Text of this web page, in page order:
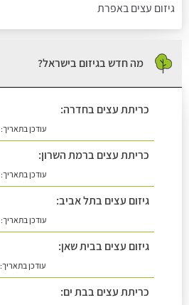
גיזום עצים באפרת
מה חדש בגיזום בישראל?
כריתת עצים בחדרה:
עודכן
כריתת עצים ברמת השרון:
עודכן
גיזום עצים בתל אביב:
עודכן
גיזום עצים בבית שאן:
עודכן
כריתת עצים בבת ים:
עודכן בתאריך: